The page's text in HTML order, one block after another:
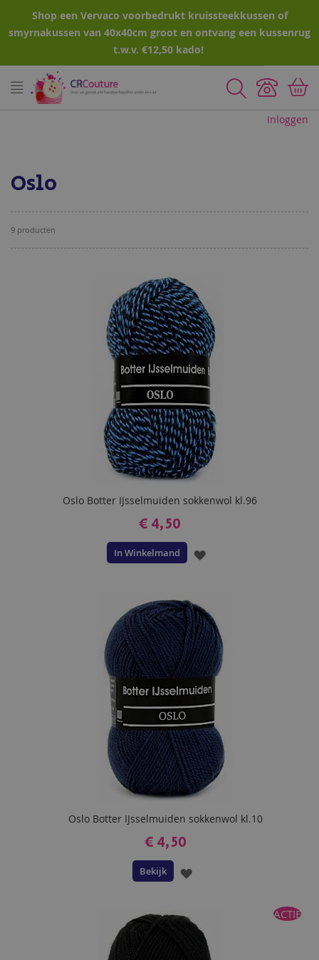
Shop een Vervaco voorbedrukt kruissteekkussen of
smyrnakussen van 40x40cm groot en ontvang een kussenrug
t.w.v. €12,50 kado!
Zoeken
Inloggen
Oslo
9 producten
Oslo Botter IJsselmuiden sokkenwol kl.96
€ 4,50
In Winkelmand
VOEG
VERLANGLIJST
Oslo Botter IJsselmuiden sokkenwol kl.10
€ 4,50
Bekijk
VOEG
AAN
VERLANGLIJST
ACTIE